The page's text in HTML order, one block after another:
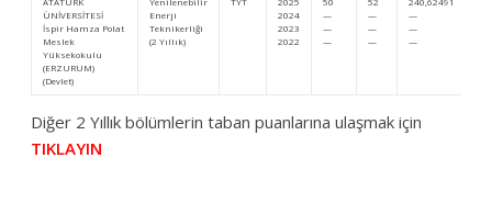
ÜNİVERSİTESİ
İspir Hamza Polat
Meslek
Yüksekokulu
(ERZURUM)
(Devlet)
Enerji
Teknikerliği
(2 Yıllık)
2024
2023
2022
—
—
—
—
—
—
—
—
—
Diğer 2 Yıllık bölümlerin taban puanlarına ulaşmak için
TIKLAYIN